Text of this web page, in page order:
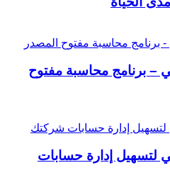
– برنامج محاسبة مفتوح
لتسهيل إدارة حسابات